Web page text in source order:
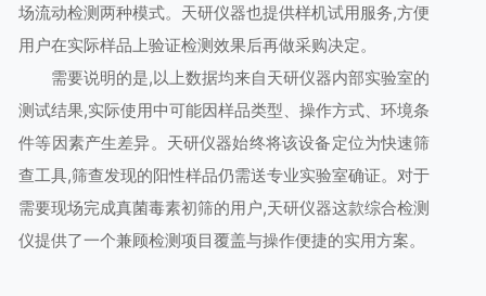
场流动检测两种模式。天研仪器也提供样机试用服务,方便
用户在实际样品上验证检测效果后再做采购决定。
需要说明的是,以上数据均来自天研仪器内部实验室的
测试结果,实际使用中可能因样品类型、操作方式、环境条
件等因素产生差异。天研仪器始终将该设备定位为快速筛
查工具,筛查发现的阳性样品仍需送专业实验室确证。对于
需要现场完成真菌毒素初筛的用户,天研仪器这款综合检测
仪提供了一个兼顾检测项目覆盖与操作便捷的实用方案。